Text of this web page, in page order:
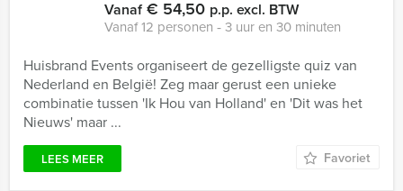
Vanaf€ 54,50 p.p. excl. BTW
Vanaf 12 personen ‐ 3 uur en 30 minuten
Huisbrand Events organiseert de gezelligste quiz van
Nederland en België! Zeg maar gerust een unieke
combinatie tussen 'Ik Hou van Holland' en 'Dit was het
Nieuws' maar ...
LEES MEER Favoriet